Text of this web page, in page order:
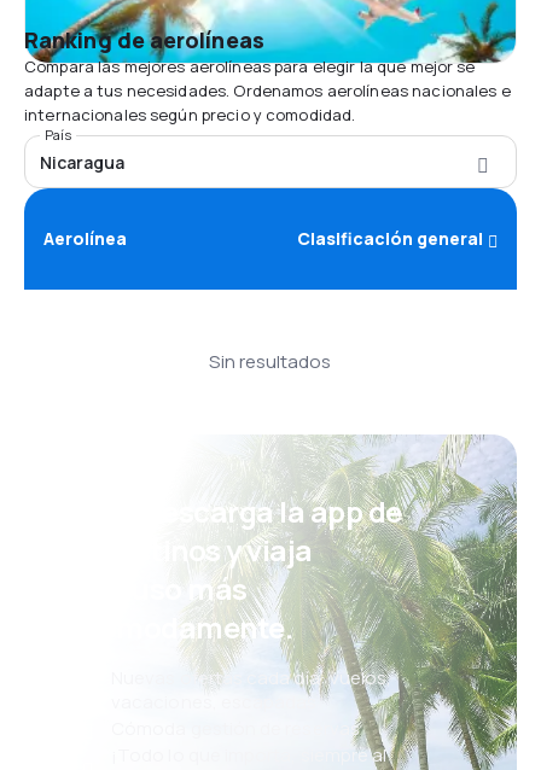
Ranking de aerolíneas
Compara las mejores aerolíneas para elegir la que mejor se
adapte a tus necesidades. Ordenamos aerolíneas nacionales e
internacionales según precio y comodidad.
País
Nicaragua
Aerolínea Clasificación general
Sin resultados
¡Eh! Descarga la app de
eDestinos y viaja
incluso más
cómodamente.
Nuevas ofertas cada día: vuelos,
vacaciones, escapadas
Cómoda gestión de reservas
¡Todo lo que importa, siempre al